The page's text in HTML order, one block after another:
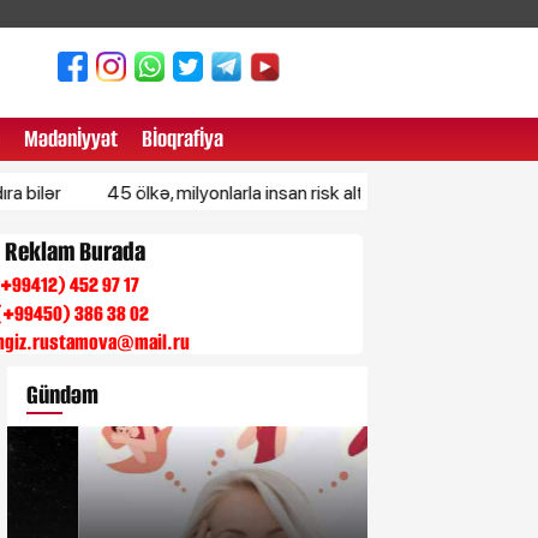
Mədənİyyət Bİoqrafİya
45 ölkə, milyonlarla insan risk altında – BMT xəbərdarlıq etdi
Burada
452 97 17
386 38 02
Gündəm